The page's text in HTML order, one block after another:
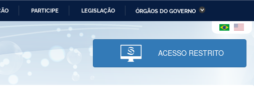
PARTICIPE LEGISLAÇÃO ÓRGÃOS DO GOVERNO
Ministério da Economia Ministério da Infraestrutura
Ministério da Ciência,
Tecnologia, Inovações e
Comunicações
e dos Direitos Humanos
ACESSO RESTRITO